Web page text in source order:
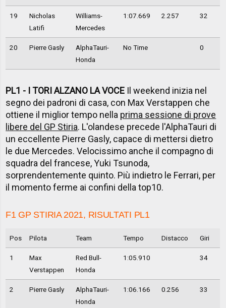
19
Nicholas
Latifi
Williams-
Mercedes
1:07.669 2.257 32
20 Pierre Gasly
AlphaTauri-
Honda
No Time 0
PL1 - I TORI ALZANO LA VOCE Il weekend inizia nel
segno dei padroni di casa, con Max Verstappen che
ottiene il miglior tempo nella prima sessione di prove
libere del GP Stiria. L'olandese precede l'AlphaTauri di
un eccellente Pierre Gasly, capace di mettersi dietro
le due Mercedes. Velocissimo anche il compagno di
squadra del francese, Yuki Tsunoda,
sorprendentemente quinto. Più indietro le Ferrari, per
il momento ferme ai confini della top10.
F1 GP STIRIA 2021, RISULTATI PL1
Pos Pilota Team Tempo Distacco Giri
1
Max
Verstappen
Red Bull-
Honda
1:05.910 34
2 Pierre Gasly
AlphaTauri-
Honda
1:06.166 0.256 33